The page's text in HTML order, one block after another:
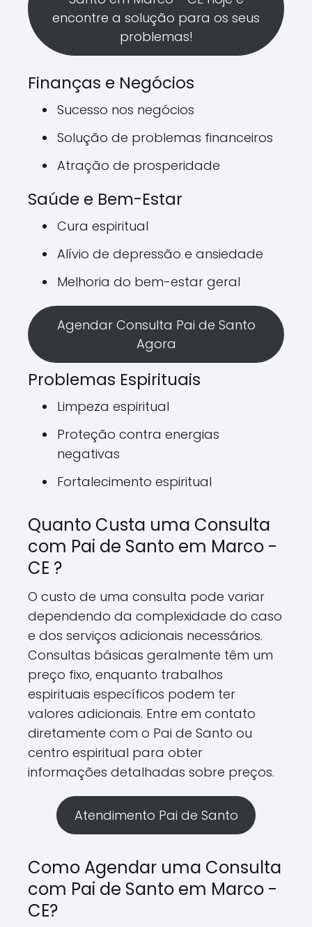
encontre a solução para os seus
problemas!
Finanças e Negócios
Sucesso nos negócios
Solução de problemas financeiros
Atração de prosperidade
Saúde e Bem-Estar
Cura espiritual
Alívio de depressão e ansiedade
Melhoria do bem-estar geral
Agendar Consulta Pai de Santo
Agora
Problemas Espirituais
Limpeza espiritual
Proteção contra energias
negativas
Fortalecimento espiritual
Quanto Custa uma Consulta
com Pai de Santo em Marco -
CE ?
O custo de uma consulta pode variar
dependendo da complexidade do caso
e dos serviços adicionais necessários.
Consultas básicas geralmente têm um
preço fixo, enquanto trabalhos
espirituais específicos podem ter
valores adicionais. Entre em contato
diretamente com o Pai de Santo ou
centro espiritual para obter
informações detalhadas sobre preços.
Atendimento Pai de Santo
Como Agendar uma Consulta
com Pai de Santo em Marco -
CE?